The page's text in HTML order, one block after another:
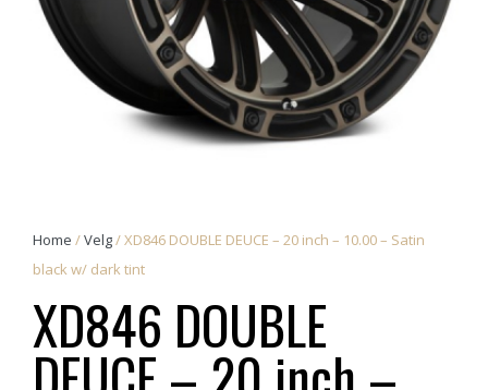
Home /Velg/ XD846 DOUBLE DEUCE – 20 inch – 10.00 – Satin
black w/ dark tint
XD846 DOUBLE